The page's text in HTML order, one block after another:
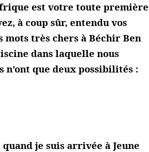
est votre toute première
à coup sûr, entendu vos
très chers à Béchir Ben
dans laquelle nous
que deux possibilités :
je suis arrivée à Jeune